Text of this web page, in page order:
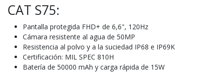
CAT S75:
Pantalla protegida FHD+ de 6,6", 120Hz
Cámara resistente al agua de 50MP
Resistencia al polvo y a la suciedad IP68 e IP69K
Certificación: MIL SPEC 810H
Batería de 50000 mAh y carga rápida de 15W